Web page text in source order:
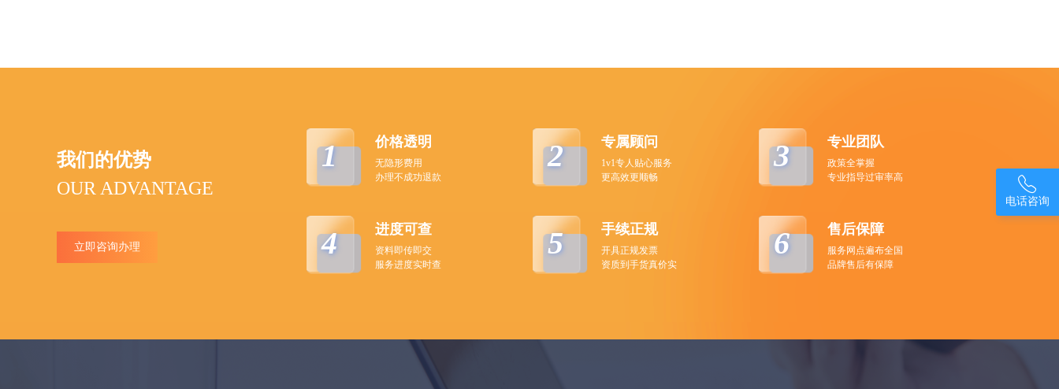
我们的优势
OUR ADVANTAGE
立即咨询办理
1 价格透明
无隐形费用
办理不成功退款
2 专属顾问
1v1专人贴心服务
更高效更顺畅
3 专业团队
政策全掌握
专业指导过审率高
4 进度可查
资料即传即交
服务进度实时查
5 手续正规
开具正规发票
资质到手货真价实
6 售后保障
服务网点遍布全国
品牌售后有保障

电话咨询